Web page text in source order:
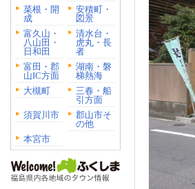
菜根・開
成
安積町・
図景
富久山・
八山田・
日和田
清水台・
虎丸・長
者
富田・郡
山IC方面
湖南・磐
梯熱海
大槻町
三春・船
引方面
須賀川市
郡山市そ
の他
本宮市